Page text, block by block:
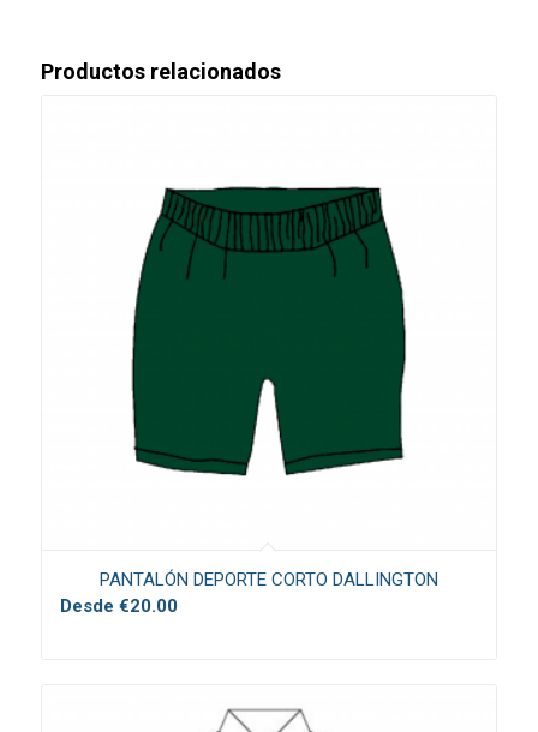
Productos relacionados
PANTALÓN DEPORTE CORTO DALLINGTON
Desde €20.00